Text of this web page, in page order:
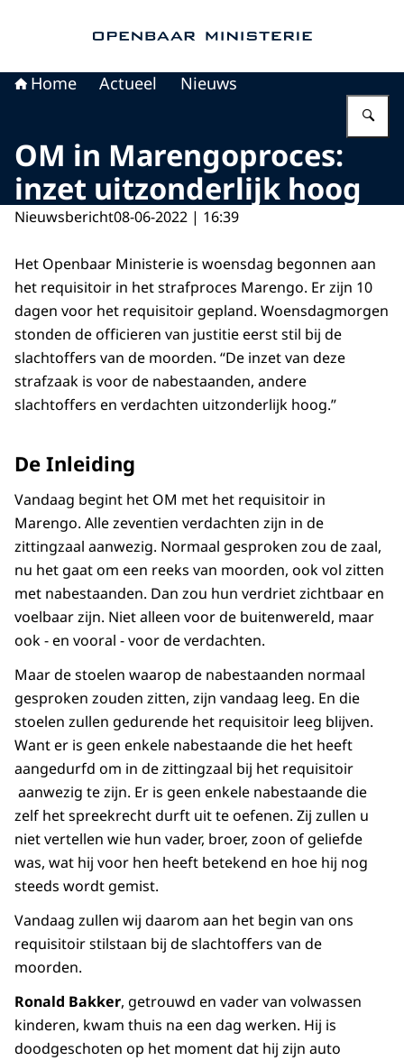
Home Actueel Nieuws
OM in Marengoproces:
inzet uitzonderlijk hoog
Nieuwsbericht08-06-2022 | 16:39
Het Openbaar Ministerie is woensdag begonnen aan
het requisitoir in het strafproces Marengo. Er zijn 10
dagen voor het requisitoir gepland. Woensdagmorgen
stonden de officieren van justitie eerst stil bij de
slachtoffers van de moorden. “De inzet van deze
strafzaak is voor de nabestaanden, andere
slachtoffers en verdachten uitzonderlijk hoog.”
De Inleiding
Vandaag begint het OM met het requisitoir in
Marengo. Alle zeventien verdachten zijn in de
zittingzaal aanwezig. Normaal gesproken zou de zaal,
nu het gaat om een reeks van moorden, ook vol zitten
met nabestaanden. Dan zou hun verdriet zichtbaar en
voelbaar zijn. Niet alleen voor de buitenwereld, maar
ook - en vooral - voor de verdachten.
Maar de stoelen waarop de nabestaanden normaal
gesproken zouden zitten, zijn vandaag leeg. En die
stoelen zullen gedurende het requisitoir leeg blijven.
Want er is geen enkele nabestaande die het heeft
aangedurfd om in de zittingzaal bij het requisitoir
aanwezig te zijn. Er is geen enkele nabestaande die
zelf het spreekrecht durft uit te oefenen. Zij zullen u
niet vertellen wie hun vader, broer, zoon of geliefde
was, wat hij voor hen heeft betekend en hoe hij nog
steeds wordt gemist.
Vandaag zullen wij daarom aan het begin van ons
requisitoir stilstaan bij de slachtoffers van de
moorden.
Ronald Bakker, getrouwd en vader van volwassen
kinderen, kwam thuis na een dag werken. Hij is
doodgeschoten op het moment dat hij zijn auto